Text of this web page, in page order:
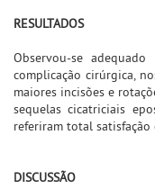
RESULTADOS
Observou-se
complicação cirúrgica,
maiores incisões e
sequelas cicatriciais
referiram total
DISCUSSÃO